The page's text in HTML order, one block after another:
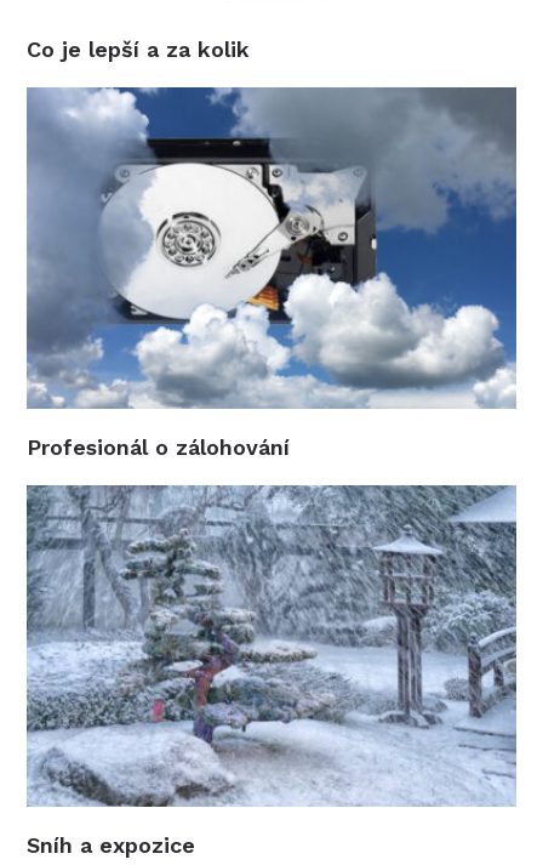
Co je lepší a za kolik
Profesionál o zálohování
Sníh a expozice